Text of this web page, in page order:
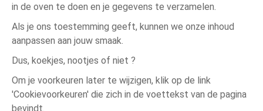
in de oven te doen en je gegevens te verzamelen.
Als je ons toestemming geeft, kunnen we onze inhoud
aanpassen aan jouw smaak.
Dus, koekjes, nootjes of niet ?
Om je voorkeuren later te wijzigen, klik op de link
'Cookievoorkeuren' die zich in de voettekst van de pagina
bevindt.
Blauw Blauw
3
Algemene verkoopsvoorwaarden
Wettelijke bepalingen
Persoonsgegevens